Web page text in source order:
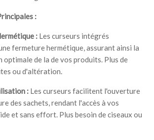
:
: Les curseurs intégrés
fermeture hermétique, assurant ainsi la
de la de vos produits. Plus de
ou d'altération.
: Les curseurs facilitent l'ouverture
des sachets, rendant l'accès à vos
et sans effort. Plus besoin de ciseaux ou